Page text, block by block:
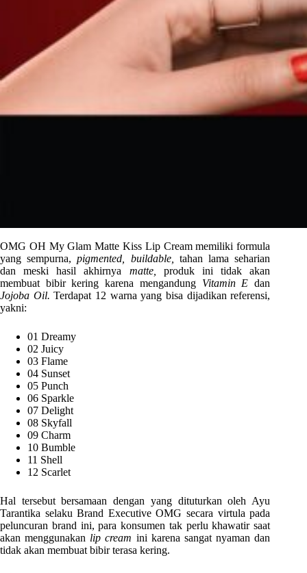
OMG OH My Glam Matte Kiss Lip Cream memiliki formula
yang sempurna,pigmented, buildable, tahan lama seharian
dan meski hasil akhirnya matte, produk ini tidak akan
membuat bibir kering karena mengandung Vitamin E dan
Jojoba Oil.Terdapat 12 warna yang bisa dijadikan referensi,
yakni:
01 Dreamy
02 Juicy
03 Flame
04 Sunset
05 Punch
06 Sparkle
07 Delight
08 Skyfall
09 Charm
10 Bumble
11 Shell
12 Scarlet
Hal tersebut bersamaan dengan yang dituturkan oleh Ayu
Tarantika selaku Brand Executive OMG secara virtula pada
peluncuran brand ini, para konsumen tak perlu khawatir saat
akan menggunakan lip cream ini karena sangat nyaman dan
tidak akan membuat bibir terasa kering.